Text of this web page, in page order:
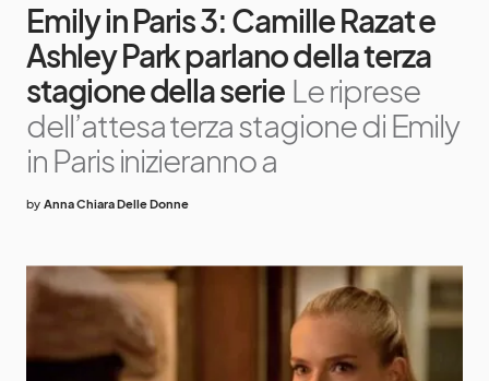
Emily in Paris 3: Camille Razat e
Ashley Park parlano della terza
stagione della serie Le riprese
dell’attesa terza stagione di Emily
in Paris inizieranno a
by Anna Chiara Delle Donne